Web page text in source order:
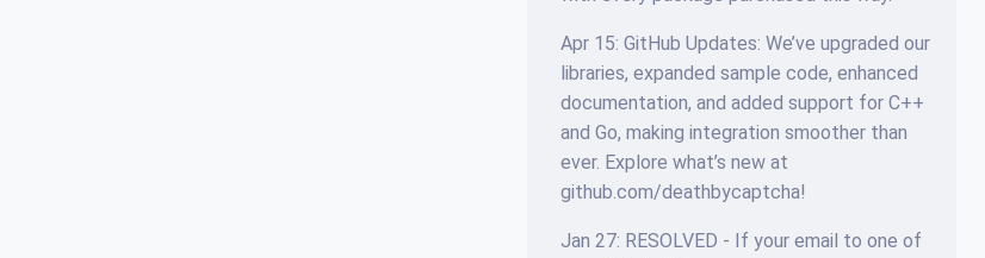
Apr 15: GitHub Updates: We’ve upgraded our
libraries, expanded sample code, enhanced
documentation, and added support for C++
and Go, making integration smoother than
ever. Explore what’s new at
github.com/deathbycaptcha!
Jan 27: RESOLVED - If your email to one of